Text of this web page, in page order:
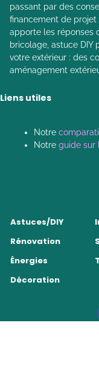
passant par des
financement de projet
apporte les réponses
bricolage, astuce DIY
votre extérieur : des
aménagement
Liens utiles
Notre
Notre guide sur
Astuces/DIY
Rénovation
Énergies
Décoration